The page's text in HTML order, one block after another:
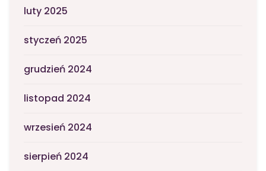
luty 2025
styczeń 2025
grudzień 2024
listopad 2024
wrzesień 2024
sierpień 2024